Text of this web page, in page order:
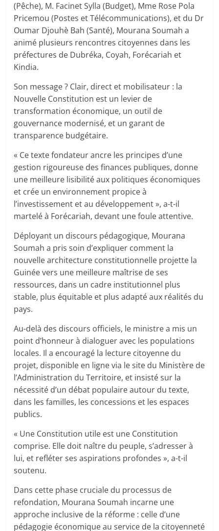
(Pêche), M. Facinet Sylla (Budget), Mme Rose Pola
Pricemou (Postes et Télécommunications), et du Dr
Oumar Djouhè Bah (Santé), Mourana Soumah a
animé plusieurs rencontres citoyennes dans les
préfectures de Dubréka, Coyah, Forécariah et
Kindia.
Son message ? Clair, direct et mobilisateur : la
Nouvelle Constitution est un levier de
transformation économique, un outil de
gouvernance modernisé, et un garant de
transparence budgétaire.
« Ce texte fondateur ancre les principes d’une
gestion rigoureuse des finances publiques, donne
une meilleure lisibilité aux politiques économiques
et crée un environnement propice à
l’investissement et au développement », a-t-il
martelé à Forécariah, devant une foule attentive.
Déployant un discours pédagogique, Mourana
Soumah a pris soin d’expliquer comment la
nouvelle architecture constitutionnelle projette la
Guinée vers une meilleure maîtrise de ses
ressources, dans un cadre institutionnel plus
stable, plus équitable et plus adapté aux réalités du
pays.
Au-delà des discours officiels, le ministre a mis un
point d’honneur à dialoguer avec les populations
locales. Il a encouragé la lecture citoyenne du
projet, disponible en ligne via le site du Ministère de
l’Administration du Territoire, et insisté sur la
nécessité d’un débat populaire autour du texte,
dans les familles, les concessions et les espaces
publics.
« Une Constitution utile est une Constitution
comprise. Elle doit naître du peuple, s’adresser à
lui, et refléter ses aspirations profondes », a-t-il
soutenu.
Dans cette phase cruciale du processus de
refondation, Mourana Soumah incarne une
approche inclusive de la réforme : celle d’une
pédagogie économique au service de la citoyenneté